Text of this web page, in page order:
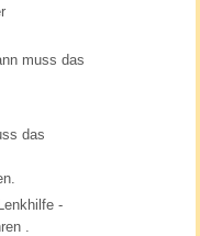
muss das
das
-
.